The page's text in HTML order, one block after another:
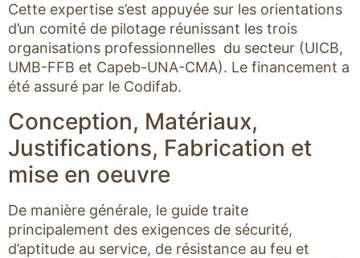
Cette expertise s’est appuyée sur les orientations
d’un comité de pilotage réunissant les trois
organisations professionnelles du secteur (UICB,
UMB-FFB et Capeb-UNA-CMA). Le financement a
été assuré par le Codifab.
Conception, Matériaux,
Justifications, Fabrication et
mise en oeuvre
De manière générale, le guide traite
principalement des exigences de sécurité,
d’aptitude au service, de résistance au feu et